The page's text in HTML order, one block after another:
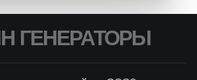
ГЕНЕРАТОРЫ